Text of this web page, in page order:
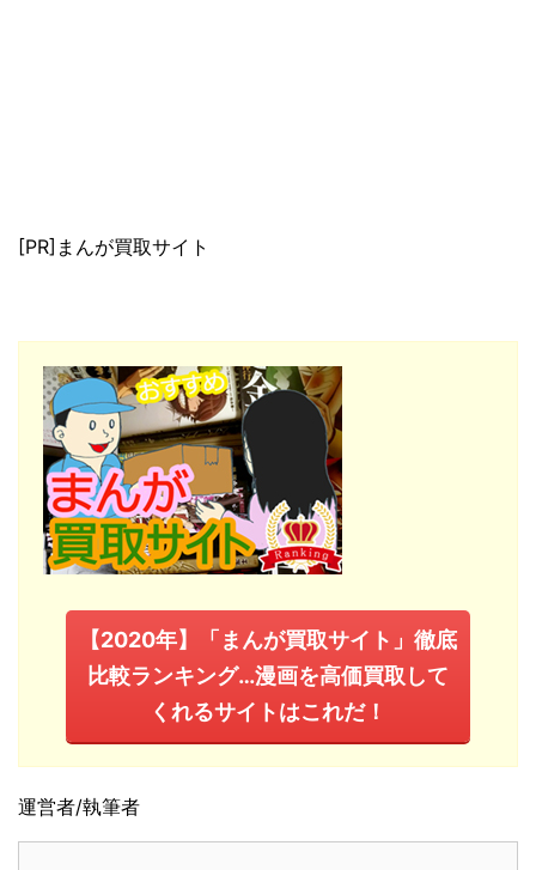
[PR]まんが買取サイト
【2020年】「まんが買取サイト」徹底
比較ランキング…漫画を高価買取して
くれるサイトはこれだ！
運営者/執筆者